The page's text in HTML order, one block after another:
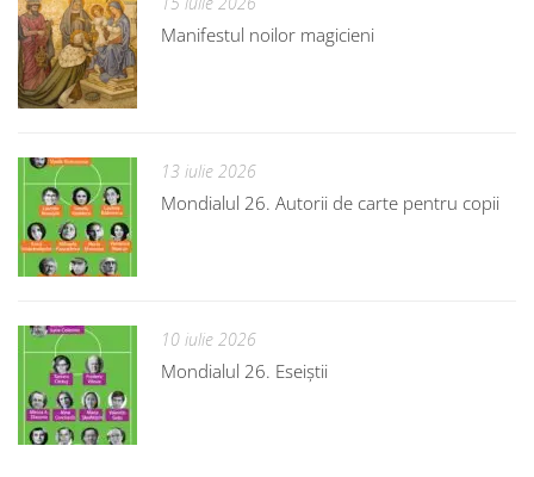
Manifestul noilor magicieni
13 iulie 2026
Mondialul 26. Autorii de carte pentru copii
10 iulie 2026
Mondialul 26. Eseiștii